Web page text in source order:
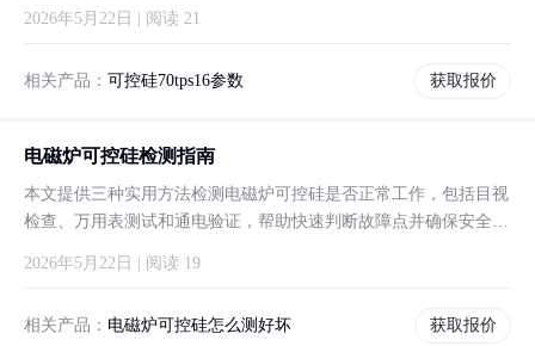
2026年5月22日 | 阅读 21
相关产品： 可控硅70tps16参数 获取报价
电磁炉可控硅检测指南
本文提供三种实用方法检测电磁炉可控硅是否正常工作，包括目视
检查、万用表测试和通电验证，帮助快速判断故障点并确保安全操
2026年5月22日 | 阅读 19
相关产品： 电磁炉可控硅怎么测好坏 获取报价